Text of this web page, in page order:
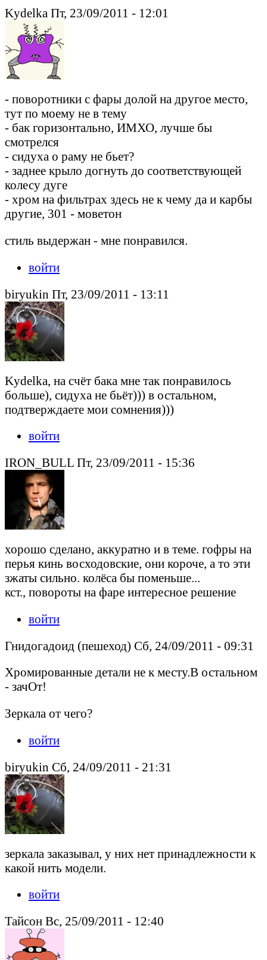
Kydelka Пт, 23/09/2011 - 12:01
- поворотники с фары долой на другое место,
тут по моему не в тему
- бак горизонтально, ИМХО, лучше бы
смотрелся
- сидуха о раму не бьет?
- заднее крыло догнуть до соответствующей
колесу дуге
- хром на фильтрах здесь не к чему да и карбы
другие, 301 - моветон
стиль выдержан - мне понравился.
войти
biryukin Пт, 23/09/2011 - 13:11
Kydelka, на счёт бака мне так понравилось
больше), сидуха не бьёт))) в остальном,
подтверждаете мои сомнения)))
войти
IRON_BULL Пт, 23/09/2011 - 15:36
хорошо сделано, аккуратно и в теме. гофры на
перья кинь восходовские, они короче, а то эти
зжаты сильно. колёса бы поменьше...
кст., повороты на фаре интересное решение
войти
Гнидогадоид (пешеход) Сб, 24/09/2011 - 09:31
Хромированные детали не к месту.В остальном
- зачОт!
Зеркала от чего?
войти
biryukin Сб, 24/09/2011 - 21:31
зеркала заказывал, у них нет принадлежности к
какой нить модели.
войти
Тайсон Вс, 25/09/2011 - 12:40